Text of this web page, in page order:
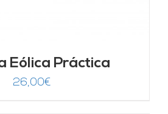
Eólica Práctica
26,00€